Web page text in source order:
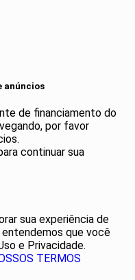
anúncios
de financiamento do
por favor
continuar sua
sua experiência de
que você
e Privacidade.
TERMOS